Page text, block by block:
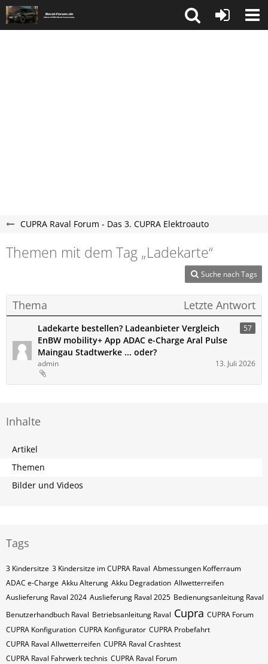
CUPRA Raval Forum - Das 3. CUPRA Elektroauto
Themen mit dem Tag „Ladekarte“
Suche nach Tags
Thema Letzte Antwort
Ladekarte bestellen? Ladeanbieter Vergleich
EnBW mobility+ App ADAC e-Charge Aral Pulse
Maingau Stadtwerke ... oder?
57
admin 13. Juli 2026
Inhalte
Artikel
Themen
Bilder und Videos
Tags
3 Kindersitze 3 Kindersitze im CUPRA Raval Abmessungen Kofferraum
ADAC e-Charge Akku Alterung Akku Degradation Allwetterreifen
Auslieferung Raval 2024 Auslieferung Raval 2025 Bedienungsanleitung Raval
Benutzerhandbuch Raval Betriebsanleitung Raval Cupra CUPRA Forum
CUPRA Konfiguration CUPRA Konfigurator CUPRA Probefahrt
CUPRA Raval Allwetterreifen CUPRA Raval Crashtest
CUPRA Raval Fahrwerk technis CUPRA Raval Forum